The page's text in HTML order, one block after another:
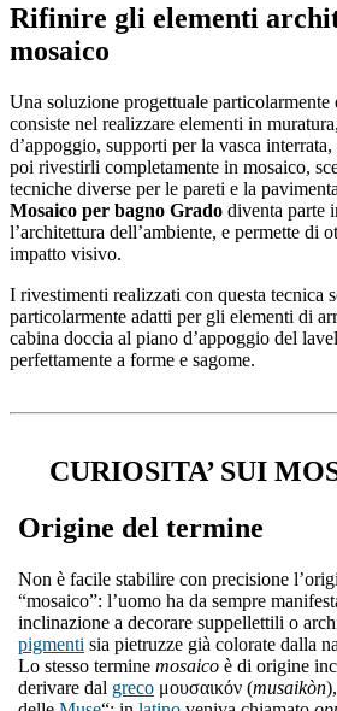
Rifinire gli elementi
mosaico
Una soluzione progettuale particolarmente
consiste nel realizzare elementi in
d’appoggio, supporti per la vasca
poi rivestirli completamente in mosaico,
tecniche diverse per le pareti e la
Mosaico per bagno Grado diventa parte
l’architettura dell’ambiente, e permette di
impatto visivo.
I rivestimenti realizzati con questa tecnica
particolarmente adatti per gli elementi di
cabina doccia al piano d’appoggio del
perfettamente a forme e sagome.
CURIOSITA’ SUI
Origine del termine
Non è facile stabilire con precisione
“mosaico”: l’uomo ha da sempre
inclinazione a decorare suppellettili o
pigmenti sia pietruzze già colorate dalla
Lo stesso termine mosaico è di origine
derivare dal greco μουσαικόν (musaikòn